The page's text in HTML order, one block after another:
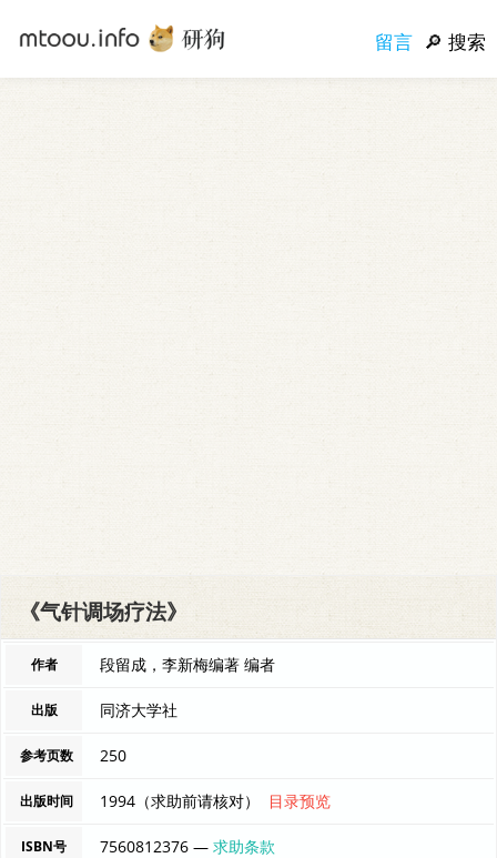
留言 搜索
《气针调场疗法》
作者 段留成，李新梅编著 编者
出版 同济大学社
参考页数 250
出版时间 1994（求助前请核对） 目录预览
ISBN号 7560812376 —求助条款